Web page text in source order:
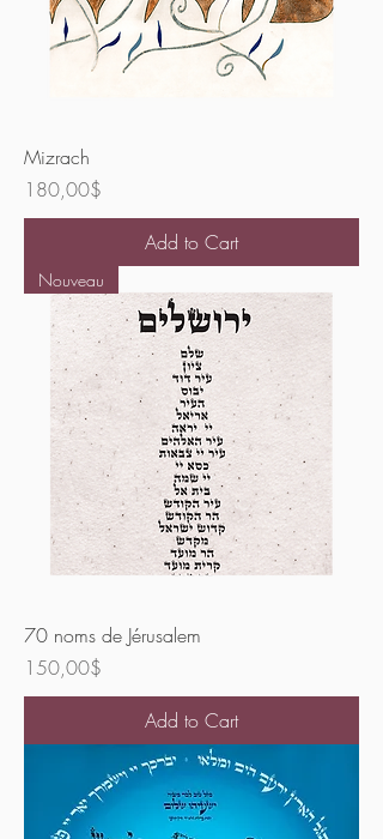
Mizrach
Price
180,00$
Add to Cart
Nouveau
70 noms de Jérusalem
Price
150,00$
Add to Cart